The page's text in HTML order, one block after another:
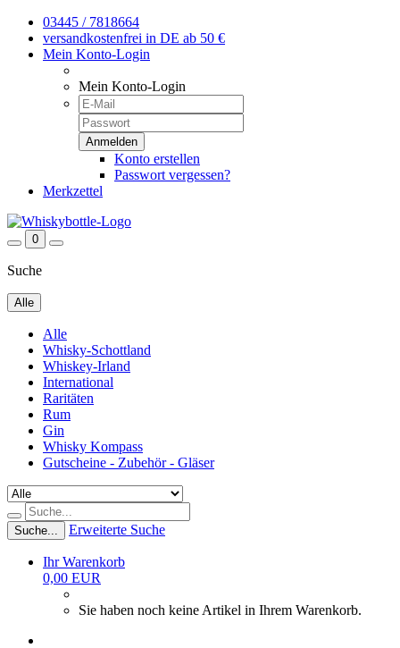
03445 / 7818664
versandkostenfrei in DE ab 50 €
Mein Konto-Login
Mein Konto-Login
Konto erstellen
Passwort vergessen?
Merkzettel
0
Suche
Alle
Alle
Whisky-Schottland
Whiskey-Irland
International
Raritäten
Rum
Gin
Whisky Kompass
Gutscheine - Zubehör - Gläser
Suche... Erweiterte Suche
Ihr Warenkorb
0,00 EUR
Sie haben noch keine Artikel in Ihrem Warenkorb.